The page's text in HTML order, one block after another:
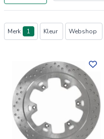
Producten
Merk 1 Kleur Webshop